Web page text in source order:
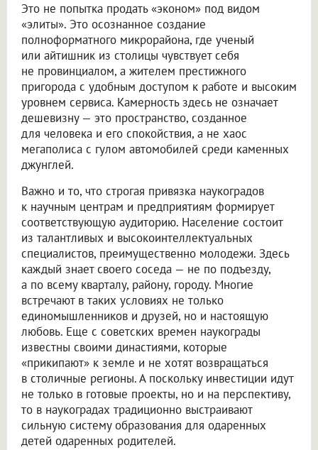
Это не попытка продать «эконом» под видом
«элиты». Это осознанное создание
полноформатного микрорайона, где ученый
или айтишник из столицы чувствует себя
не провинциалом, а жителем престижного
пригорода с удобным доступом к работе и высоким
уровнем сервиса. Камерность здесь не означает
дешевизну — это пространство, созданное
для человека и его спокойствия, а не хаос
мегаполиса с гулом автомобилей среди каменных
джунглей.
Важно и то, что строгая привязка наукоградов
к научным центрам и предприятиям формирует
соответствующую аудиторию. Население состоит
из талантливых и высокоинтеллектуальных
специалистов, преимущественно молодежи. Здесь
каждый знает своего соседа — не по подъезду,
а по всему кварталу, району, городу. Многие
встречают в таких условиях не только
единомышленников и друзей, но и настоящую
любовь. Еще с советских времен наукограды
известны своими династиями, которые
«прикипают» к земле и не хотят возвращаться
в столичные регионы. А поскольку инвестиции идут
не только в готовые проекты, но и на перспективу,
то в наукоградах традиционно выстраивают
сильную систему образования для одаренных
детей одаренных родителей.